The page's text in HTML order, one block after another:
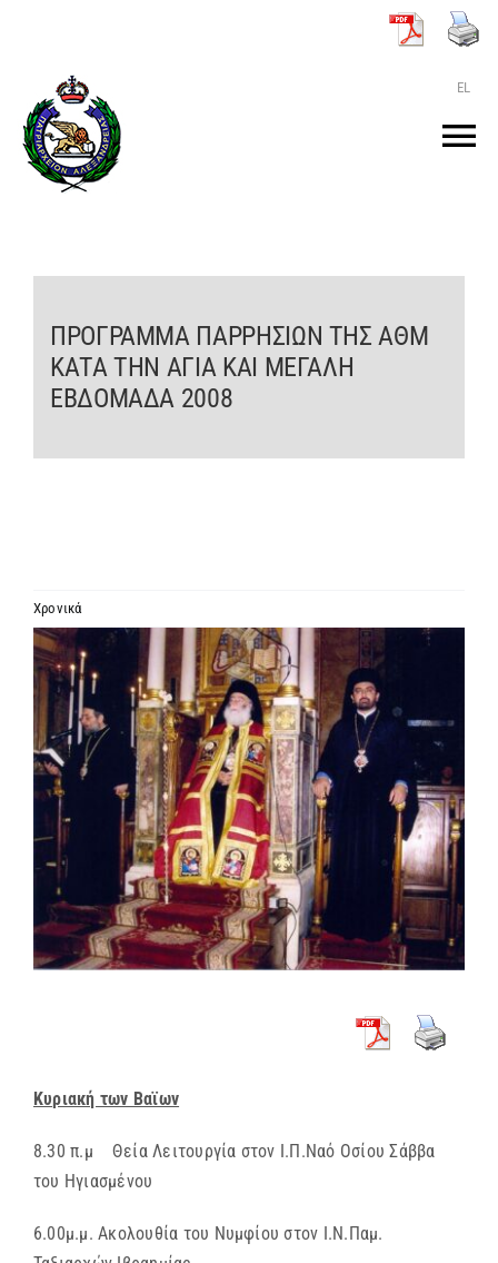
περιεχόμενο
EL
ΤΟ ΠΑΤΡΙΑΡΧΕΙΟ
MEDIA
ΕΝΗΜΕΡΩΣΗ
ΣΥΝΔΕΣΕΙΣ
ΠΡΟΓΡΑΜΜΑ ΠΑΡΡΗΣΙΩΝ ΤΗΣ ΑΘΜ
ΚΑΤΑ ΤΗΝ ΑΓΙΑ ΚΑΙ ΜΕΓΑΛΗ
ΕΒΔΟΜΑΔΑ 2008
Χρονικά
Προβολή
μεγαλύτερης
εικόνας
Κυριακή των Βαϊων
8.30 π.μ Θεία Λειτουργία στον Ι.Π.Ναό Οσίου Σάββα
του Ηγιασμένου
6.00μ.μ. Ακολουθία του Νυμφίου στον Ι.Ν.Παμ.